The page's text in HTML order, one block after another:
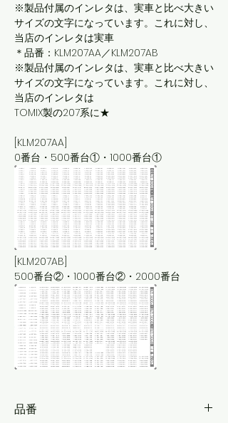
※製品付属のインレタは、実車と比べ大きい
サイズの文字になっています。これに対し、
当店のインレタは実車
＊品番：KLM207AA／KLM207AB
※製品付属のインレタは、実車と比べ大きい
サイズの文字になっています。これに対し、
当店のインレタは
TOMIX製の207系に★
[KLM207AA]
0番台・500番台①・1000番台①
[KLM207AB]
500番台②・1000番台②・2000番台
品番